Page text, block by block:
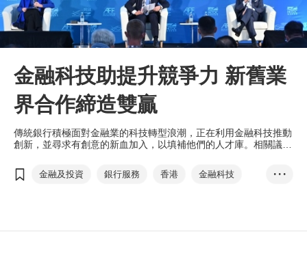
金融科技助提升競爭力 新舊業
界合作締造雙贏
傳統銀行積極面對金融業的科技轉型浪潮，正在利用金融科技推動
創新，並尋求有創意的新血加入，以填補他們的人才庫。相關議題
備受關注。
金融及投資 銀行服務 香港
金融科技
• • •